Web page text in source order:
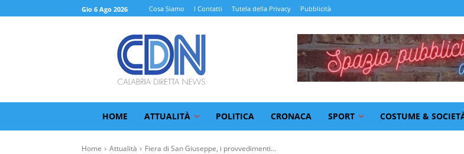
Gio 6 Ago 2026 Cosa Siamo I Contatti Tutela della Privacy Pubblicità
HOME ATTUALITÀ POLITICA CRONACA SPORT COSTUME &
Home Attualità Fiera di San Giuseppe, i provvedimenti...